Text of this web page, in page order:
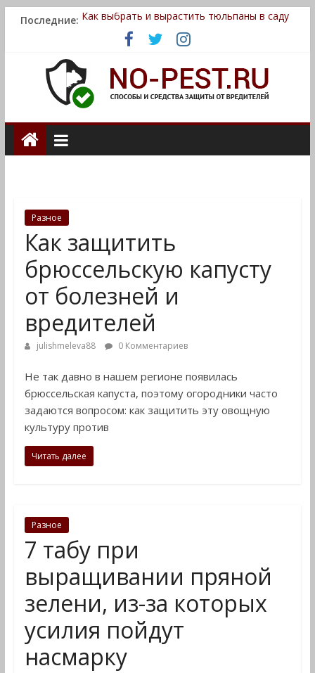
Последние: Как выбрать и вырастить тюльпаны в саду
Ранние сорта томатов
Как вырастить ананас
Вьющиеся растения для сада
Нюансы выращивания гортензии на участке
no-
pest.ru
способах
средствах
защиты
от
дома
даче
Разное
Как защитить
брюссельскую капусту
от болезней и
вредителей
julishmeleva88 0 Комментариев
Не так давно в нашем регионе появилась
брюссельская капуста, поэтому огородники часто
задаются вопросом: как защитить эту овощную
культуру против
Читать далее
Разное
7 табу при
выращивании пряной
зелени, из-за которых
усилия пойдут
насмарку